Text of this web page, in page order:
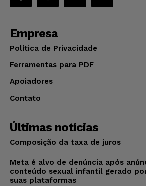
Empresa
Política de Privacidade
Ferramentas para PDF
Apoiadores
Contato
Últimas notícias
Composição da taxa de juros
Meta é alvo de denúncia após
conteúdo sexual infantil gerado
suas plataformas